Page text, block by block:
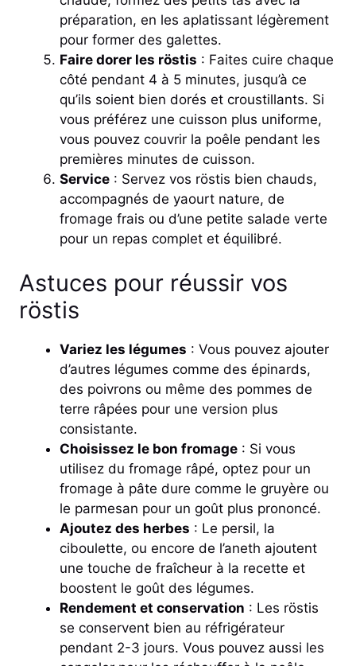
préparation, en les aplatissant légèrement
pour former des galettes.
Faire dorer les röstis : Faites cuire chaque
côté pendant 4 à 5 minutes, jusqu’à ce
qu’ils soient bien dorés et croustillants. Si
vous préférez une cuisson plus uniforme,
vous pouvez couvrir la poêle pendant les
premières minutes de cuisson.
Service : Servez vos röstis bien chauds,
accompagnés de yaourt nature, de
fromage frais ou d’une petite salade verte
pour un repas complet et équilibré.
Astuces pour réussir vos
röstis
Variez les légumes : Vous pouvez ajouter
d’autres légumes comme des épinards,
des poivrons ou même des pommes de
terre râpées pour une version plus
consistante.
Choisissez le bon fromage : Si vous
utilisez du fromage râpé, optez pour un
fromage à pâte dure comme le gruyère ou
le parmesan pour un goût plus prononcé.
Ajoutez des herbes : Le persil, la
ciboulette, ou encore de l’aneth ajoutent
une touche de fraîcheur à la recette et
boostent le goût des légumes.
Rendement et conservation : Les röstis
se conservent bien au réfrigérateur
pendant 2-3 jours. Vous pouvez aussi les